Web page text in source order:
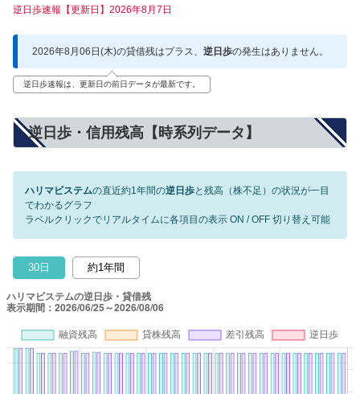
逆日歩速報【更新日】2026年8月7日
2026年8月06日(木)の貸借残はプラス、 逆日歩の発生はありません。
逆日歩速報は、更新日の前日データが最新です。
逆日歩・信用残高【時系列データ】
ハリマビステムの直近約1年間の逆日歩と残高（株不足）の状況が一目
でわかるグラフ
ラベルクリックでリアルタイムに各項目の表示 ON / OFF 切り替え可能
30日 約1年間